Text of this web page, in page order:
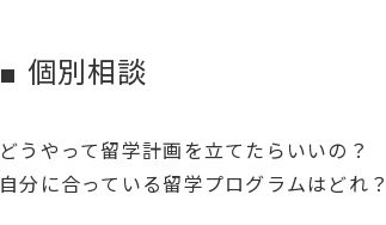
■ 個別相談
どうやって留学計画を立てたらいいの？
自分に合っている留学プログラムはどれ？